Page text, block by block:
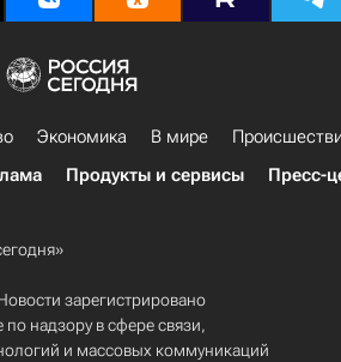
Экономика В мире
Продукты и сервисы Пресс-
зарегистрировано
надзору в сфере связи,
и массовых коммуникаций